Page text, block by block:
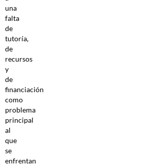
una
falta
de
tutoría,
de
recursos
y
de
financiación
como
problema
principal
al
que
se
enfrentan